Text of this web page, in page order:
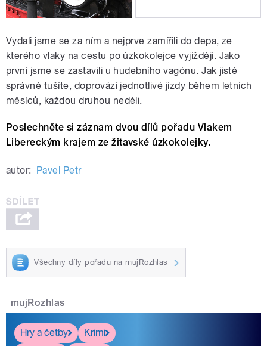
Vydali jsme se za ním a nejprve zamířili do depa, ze
kterého vlaky na cestu po úzkokolejce vyjíždějí. Jako
první jsme se zastavili u hudebního vagónu. Jak jistě
správně tušíte, doprovází jednotlivé jízdy během letních
měsíců, každou druhou neděli.
Poslechněte si záznam dvou dílů pořadu Vlakem
Libereckým krajem ze žitavské úzkokolejky.
autor: Pavel Petr
Všechny díly pořadu na mujRozhlas
mujRozhlas
Hry a četby
Krimi